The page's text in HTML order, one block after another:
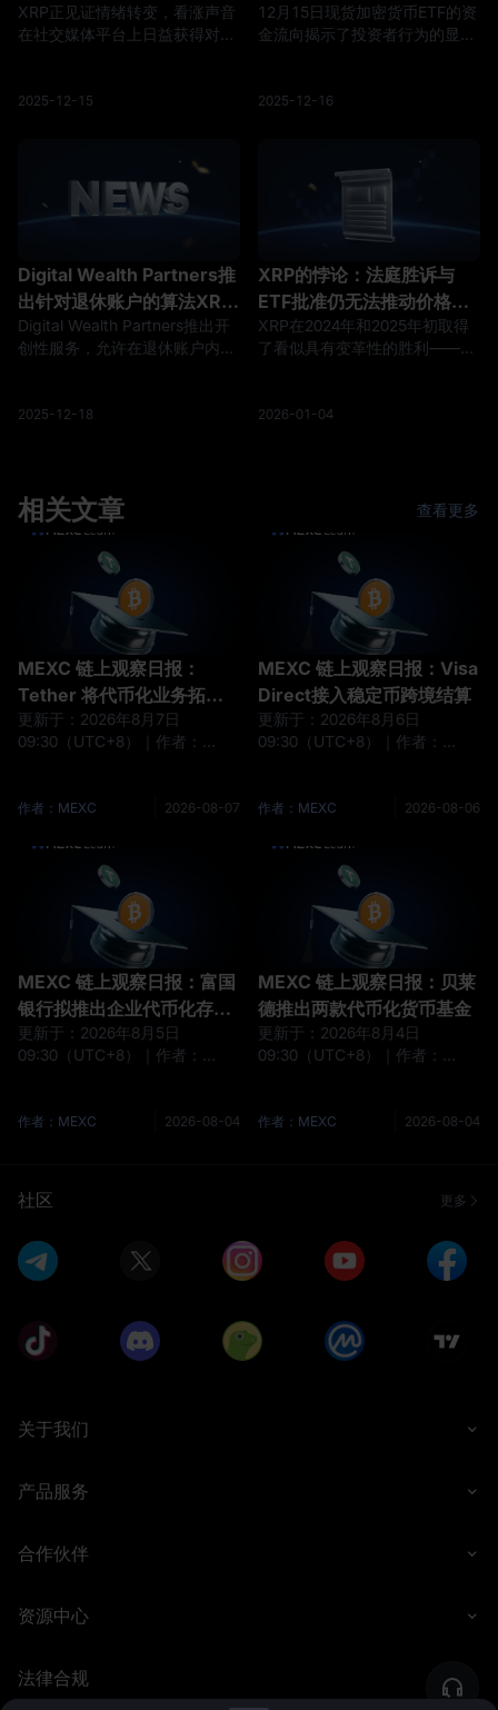
ETF流入势头强劲
XRP正见证情绪转变，看涨声音
在社交媒体平台上日益获得对看
Ripple相关加密货币的乐观日益
2025-12-15
Solana和XRP吸引资金流入
12月15日现货加密货币ETF的资
金流向揭示了投资者行为的显著
Solana和XRP现货ETF则逆势录
2025-12-16
Digital Wealth Partners推
出针对退休账户的算法XRP
交易，配备保险托管
Digital Wealth Partners推出开
创性服务，允许在退休账户内算
品针对持有大量XRP的高净值个
期财务规划。
2025-12-18
XRP的悖论：法庭胜诉与
ETF批准仍无法推动价格突
破5美元
XRP在2024年和2025年初取得
了看似具有变革性的胜利——法
的价格表现却令那些期待这些催
的5美元水平时所面临的困境,揭
现实之间差距的令人不安的真
2026-01-04
相关文章 查看更多
MEXC 链上观察日报：
Tether 将代币化业务拓展
至沙特阿拉伯
更新于：2026年8月7日
09:30（UTC+8）｜作者：
行秋季推出代币化存款服务
包 CFTC主席强调创新型衍生品
监管 Wintermute获美经纪交易
商资质 产业动态Uniswap创始
人：正在开发自动复合流动性机
制，可用于Uniswap LP仓位据
Odaily消息，Uniswap创始人
Hayd
作者：MEXC 2026-08-07
MEXC 链上观察日报：Visa
Direct接入稳定币跨境结算
更新于：2026年8月6日
09:30（UTC+8）｜作者：
利超预期，USDC达733亿美元
构参与验证 贝莱德代币化储备基
金获AAAm评级 以太坊基金会资
助WEBCAT防范前端攻击产业动
态Tokenet借贷库存超10亿美
元，Marex投资Digital Prime据
Odaily 消息，
作者：MEXC 2026-08-06
MEXC 链上观察日报：富国
银行拟推出企业代币化存款
服务
更新于：2026年8月5日
09:30（UTC+8）｜作者：
BNY联手Galaxy为机构客户提
链上转账测试 Coldcard漏洞相
关损失约1.3亿美元产业动态
元的估值进行融资据金十消息，
预测市场平台Polymarket正寻求
作者：MEXC 2026-08-04
MEXC 链上观察日报：贝莱
德推出两款代币化货币基金
更新于：2026年8月4日
09:30（UTC+8）｜作者：
击后暂停兑换服务 贝莱德推出两
服务产业动态Kalshi CEO以
反驳纽约州非法赌博诉讼据
CNBC采访，Kalshi CEO
作者：MEXC 2026-08-04
社区 更多
关于我们
产品服务
合作伙伴
资源中心
法律合规